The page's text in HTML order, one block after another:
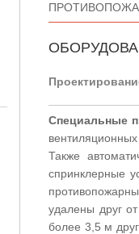
Специальные
Также
спринклерные
удалены друг
более 3,5 м